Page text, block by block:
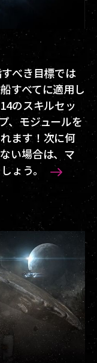
べき目標では
すべてに適用し
のスキルセッ
、モジュールを
ます！次に何
い場合は、マ
ょう。